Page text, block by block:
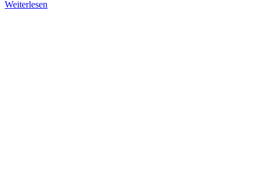
Weiterlesen